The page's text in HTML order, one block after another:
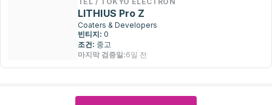
LITHIUS Pro Z
Coaters & Developers
빈티지: 0
조건: 중고
마지막 검증일:6일 전